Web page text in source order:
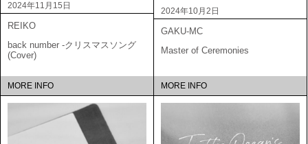
2024年11月15日
REIKO
back number -クリスマスソング
(Cover)
MORE INFO
2024年10月2日
GAKU-MC
Master of Ceremonies
MORE INFO